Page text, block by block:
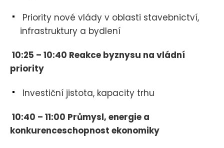
Priority nové vlády v oblasti stavebnictví,
infrastruktury a bydlení
10:25 – 10:40 Reakce byznysu na vládní
priority
Investiční jistota, kapacity trhu
10:40 – 11:00 Průmysl, energie a
konkurenceschopnost ekonomiky